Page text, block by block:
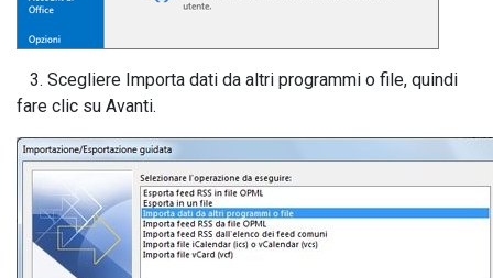
3. Scegliere Importa dati da altri programmi o file, quindi
fare clic su Avanti.